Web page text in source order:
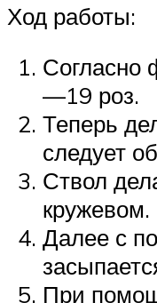
Ход работы:
Согласно
—19 роз.
Теперь
следует
Ствол
кружевом.
Далее с
При